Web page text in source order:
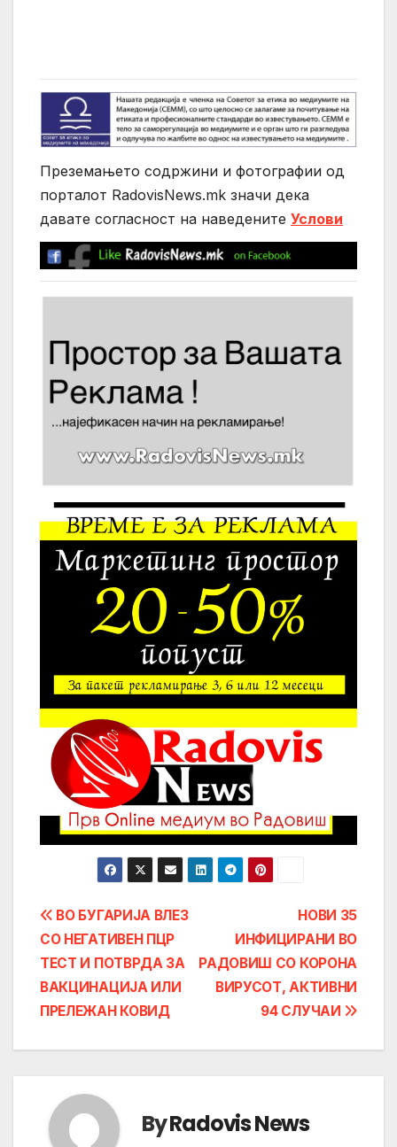
Преземањето содржини и фотографии од
порталот RadovisNews.mk значи дека
давате согласност на нaведените Услови
Post
navigation
НОВИ 35
ИНФИЦИРАНИ ВО
РАДОВИШ СО КОРОНА
ВИРУСОТ, АКТИВНИ
94 СЛУЧАИ
ВО БУГАРИЈА ВЛЕЗ
СО НЕГАТИВЕН ПЦР
ТЕСТ И ПОТВРДА ЗА
ВАКЦИНАЦИЈА ИЛИ
ПРЕЛЕЖАН КОВИД
ByRadovis News